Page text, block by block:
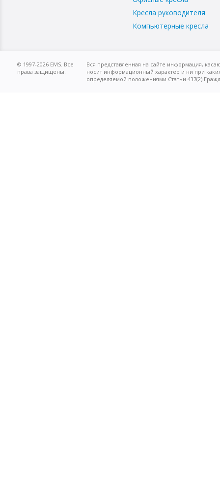
Кресла руководителя
Компьютерные кресла
© 1997-2026 EMS. Все
права защищены.
Вся представленная на сайте информация,
носит информационный характер и ни при
определяемой положениями Статьи 437(2)